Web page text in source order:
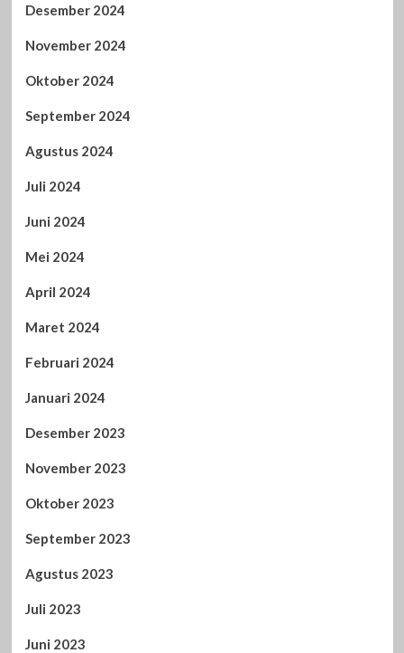
Desember 2024
November 2024
Oktober 2024
September 2024
Agustus 2024
Juli 2024
Juni 2024
Mei 2024
April 2024
Maret 2024
Februari 2024
Januari 2024
Desember 2023
November 2023
Oktober 2023
September 2023
Agustus 2023
Juli 2023
Juni 2023